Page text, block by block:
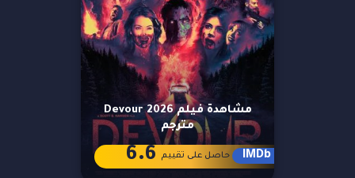
مشاهدة فيلم Devour 2026
مترجم
IMDb حاصل على تقييم 6.6